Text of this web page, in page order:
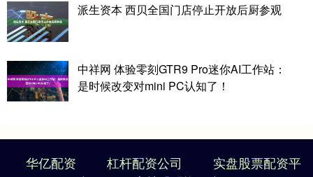
派生资本 西贝全国门店停止开放后厨参观
中祥网 体验零刻GTR9 Pro迷你AI工作站：
是时候改变对mini PC认知了！
华亿配资 杠杆配资公司
实盘股票配资平